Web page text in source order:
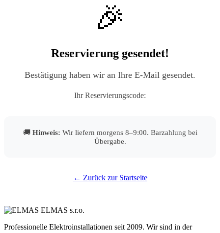
🎉
Reservierung gesendet!
Bestätigung haben wir an Ihre E-Mail gesendet.
Ihr Reservierungscode:
🚚 Hinweis: Wir liefern morgens 8–9:00. Barzahlung bei
Übergabe.
← Zurück zur Startseite
ELMAS s.r.o.
Professionelle Elektroinstallationen seit 2009. Wir sind in der